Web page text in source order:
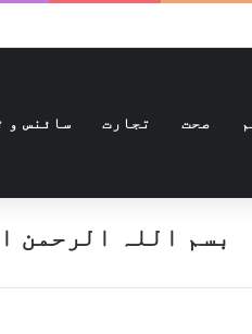
صحت تجارت سائنس و
بسم اللہ الرحمن